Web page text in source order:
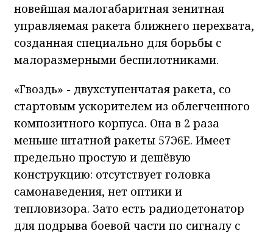
новейшая малогабаритная зенитная
управляемая ракета ближнего перехвата,
созданная специально для борьбы с
малоразмерными беспилотниками.
«Гвоздь» - двухступенчатая ракета, со
стартовым ускорителем из облегченного
композитного корпуса. Она в 2 раза
меньше штатной ракеты 57Э6Е. Имеет
предельно простую и дешёвую
конструкцию: отсутствует головка
самонаведения, нет оптики и
тепловизора. Зато есть радиодетонатор
для подрыва боевой части по сигналу с